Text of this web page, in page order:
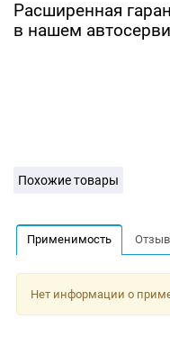
Расширенная
в нашем
Похожие товары
Применимость
Нет информации о